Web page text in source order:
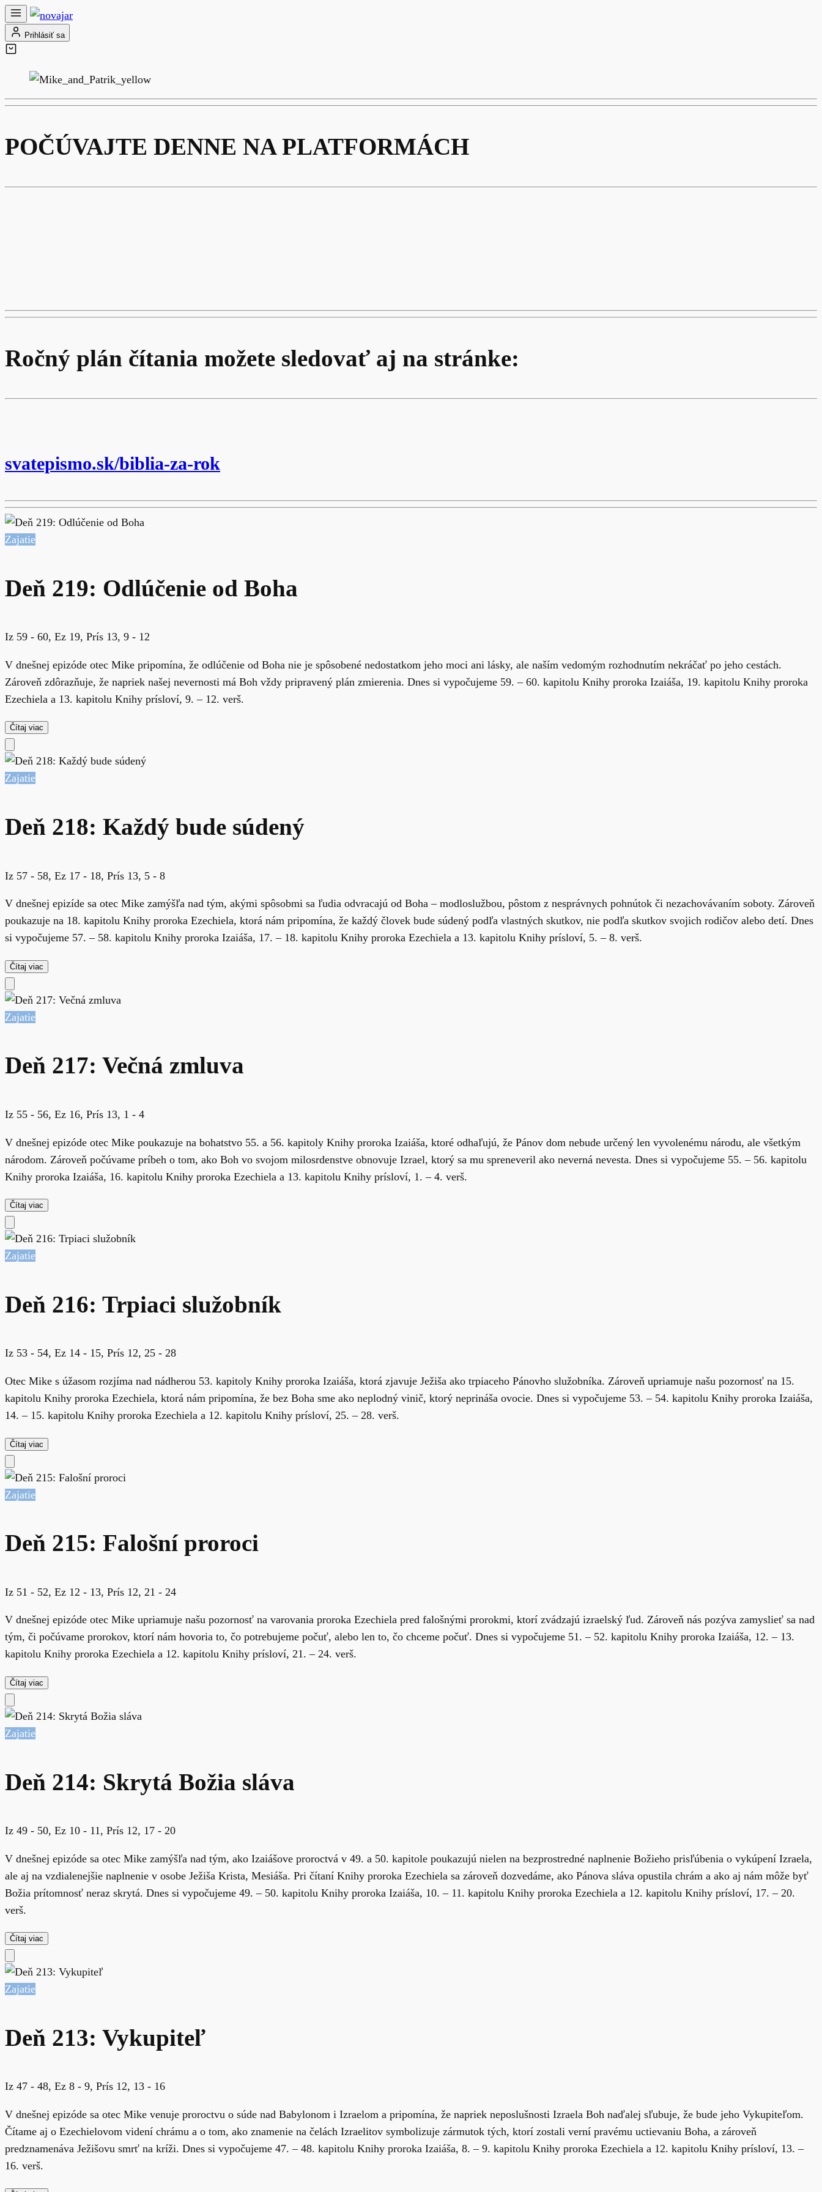
Prihlásiť sa
POČÚVAJTE DENNE NA PLATFORMÁCH
Ročný plán čítania možete sledovať aj na stránke:
svatepismo.sk/biblia-za-rok
Zajatie
Deň 219: Odlúčenie od Boha
Iz 59 - 60, Ez 19, Prís 13, 9 - 12
V dnešnej epizóde otec Mike pripomína, že odlúčenie od Boha nie je spôsobené nedostatkom jeho moci ani lásky, ale naším vedomým rozhodnutím nekráčať po jeho cestách.
Zároveň zdôrazňuje, že napriek našej nevernosti má Boh vždy pripravený plán zmierenia. Dnes si vypočujeme 59. – 60. kapitolu Knihy proroka Izaiáša, 19. kapitolu Knihy proroka
Ezechiela a 13. kapitolu Knihy prísloví, 9. – 12. verš.
Čítaj viac
Zajatie
Deň 218: Každý bude súdený
Iz 57 - 58, Ez 17 - 18, Prís 13, 5 - 8
V dnešnej epizíde sa otec Mike zamýšľa nad tým, akými spôsobmi sa ľudia odvracajú od Boha – modloslužbou, pôstom z nesprávnych pohnútok či nezachovávaním soboty. Zároveň
poukazuje na 18. kapitolu Knihy proroka Ezechiela, ktorá nám pripomína, že každý človek bude súdený podľa vlastných skutkov, nie podľa skutkov svojich rodičov alebo detí. Dnes
si vypočujeme 57. – 58. kapitolu Knihy proroka Izaiáša, 17. – 18. kapitolu Knihy proroka Ezechiela a 13. kapitolu Knihy prísloví, 5. – 8. verš.
Čítaj viac
Zajatie
Deň 217: Večná zmluva
Iz 55 - 56, Ez 16, Prís 13, 1 - 4
V dnešnej epizóde otec Mike poukazuje na bohatstvo 55. a 56. kapitoly Knihy proroka Izaiáša, ktoré odhaľujú, že Pánov dom nebude určený len vyvolenému národu, ale všetkým
národom. Zároveň počúvame príbeh o tom, ako Boh vo svojom milosrdenstve obnovuje Izrael, ktorý sa mu spreneveril ako neverná nevesta. Dnes si vypočujeme 55. – 56. kapitolu
Knihy proroka Izaiáša, 16. kapitolu Knihy proroka Ezechiela a 13. kapitolu Knihy prísloví, 1. – 4. verš.
Čítaj viac
Zajatie
Deň 216: Trpiaci služobník
Iz 53 - 54, Ez 14 - 15, Prís 12, 25 - 28
Otec Mike s úžasom rozjíma nad nádherou 53. kapitoly Knihy proroka Izaiáša, ktorá zjavuje Ježiša ako trpiaceho Pánovho služobníka. Zároveň upriamuje našu pozornosť na 15.
kapitolu Knihy proroka Ezechiela, ktorá nám pripomína, že bez Boha sme ako neplodný vinič, ktorý neprináša ovocie. Dnes si vypočujeme 53. – 54. kapitolu Knihy proroka Izaiáša,
14. – 15. kapitolu Knihy proroka Ezechiela a 12. kapitolu Knihy prísloví, 25. – 28. verš.
Čítaj viac
Zajatie
Deň 215: Falošní proroci
Iz 51 - 52, Ez 12 - 13, Prís 12, 21 - 24
V dnešnej epizóde otec Mike upriamuje našu pozornosť na varovania proroka Ezechiela pred falošnými prorokmi, ktorí zvádzajú izraelský ľud. Zároveň nás pozýva zamyslieť sa nad
tým, či počúvame prorokov, ktorí nám hovoria to, čo potrebujeme počuť, alebo len to, čo chceme počuť. Dnes si vypočujeme 51. – 52. kapitolu Knihy proroka Izaiáša, 12. – 13.
kapitolu Knihy proroka Ezechiela a 12. kapitolu Knihy prísloví, 21. – 24. verš.
Čítaj viac
Zajatie
Deň 214: Skrytá Božia sláva
Iz 49 - 50, Ez 10 - 11, Prís 12, 17 - 20
V dnešnej epizóde sa otec Mike zamýšľa nad tým, ako Izaiášove proroctvá v 49. a 50. kapitole poukazujú nielen na bezprostredné naplnenie Božieho prisľúbenia o vykúpení Izraela,
ale aj na vzdialenejšie naplnenie v osobe Ježiša Krista, Mesiáša. Pri čítaní Knihy proroka Ezechiela sa zároveň dozvedáme, ako Pánova sláva opustila chrám a ako aj nám môže byť
Božia prítomnosť neraz skrytá. Dnes si vypočujeme 49. – 50. kapitolu Knihy proroka Izaiáša, 10. – 11. kapitolu Knihy proroka Ezechiela a 12. kapitolu Knihy prísloví, 17. – 20.
verš.
Čítaj viac
Zajatie
Deň 213: Vykupiteľ
Iz 47 - 48, Ez 8 - 9, Prís 12, 13 - 16
V dnešnej epizóde sa otec Mike venuje proroctvu o súde nad Babylonom i Izraelom a pripomína, že napriek neposlušnosti Izraela Boh naďalej sľubuje, že bude jeho Vykupiteľom.
Čítame aj o Ezechielovom videní chrámu a o tom, ako znamenie na čelách Izraelitov symbolizuje zármutok tých, ktorí zostali verní pravému uctievaniu Boha, a zároveň
predznamenáva Ježišovu smrť na kríži. Dnes si vypočujeme 47. – 48. kapitolu Knihy proroka Izaiáša, 8. – 9. kapitolu Knihy proroka Ezechiela a 12. kapitolu Knihy prísloví, 13. –
16. verš.